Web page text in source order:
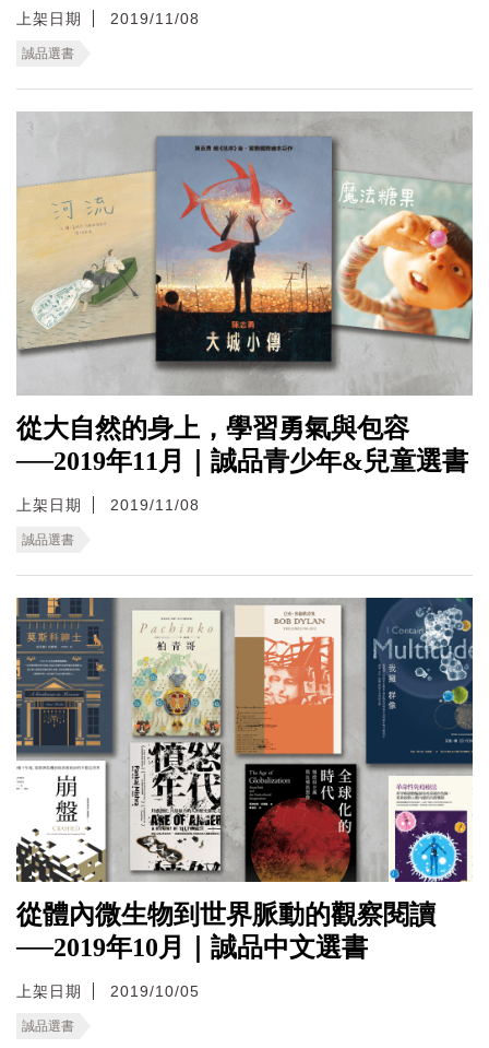
上架日期 2019/11/08
誠品選書
從大自然的身上，學習勇氣與包容
──2019年11月｜誠品青少年&兒童選書
上架日期 2019/11/08
誠品選書
從體內微生物到世界脈動的觀察閱讀
──2019年10月｜誠品中文選書
上架日期 2019/10/05
誠品選書